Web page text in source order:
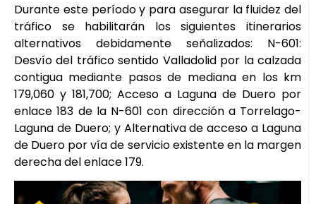
Durante este período y para asegurar la fluidez del
tráfico se habilitarán los siguientes itinerarios
alternativos debidamente señalizados: N-601:
Desvío del tráfico sentido Valladolid por la calzada
contigua mediante pasos de mediana en los km
179,060 y 181,700; Acceso a Laguna de Duero por
enlace 183 de la N-601 con dirección a Torrelago-
Laguna de Duero; y Alternativa de acceso a Laguna
de Duero por vía de servicio existente en la margen
derecha del enlace 179.